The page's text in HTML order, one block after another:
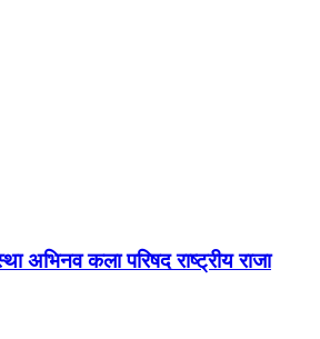
कला परिषद राष्ट्रीय राजा